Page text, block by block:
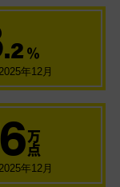
.2 ％
年12月
万
点
年12月